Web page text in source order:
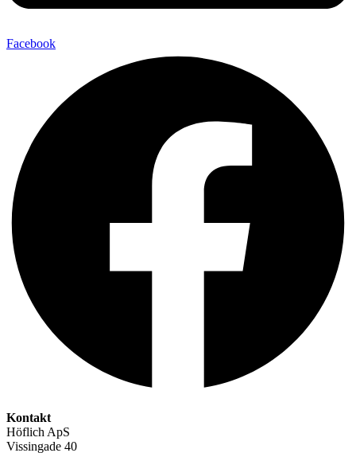
Facebook
Kontakt
Höflich ApS
Vissingade 40